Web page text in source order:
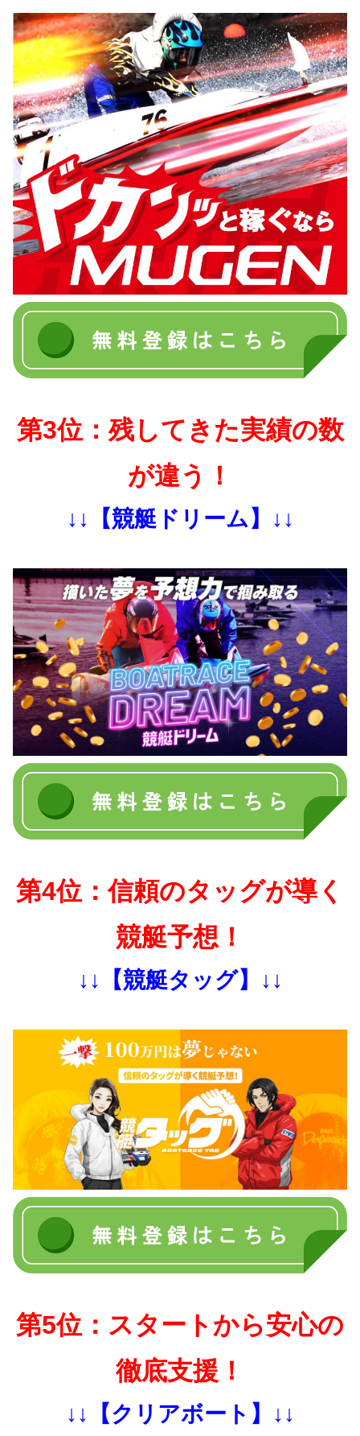
第3位：残してきた実績の数
が違う！
↓↓【競艇ドリーム】↓↓
第4位：信頼のタッグが導く
競艇予想！
↓↓【競艇タッグ】↓↓
第5位：スタートから安心の
徹底支援！
↓↓【クリアボート】↓↓